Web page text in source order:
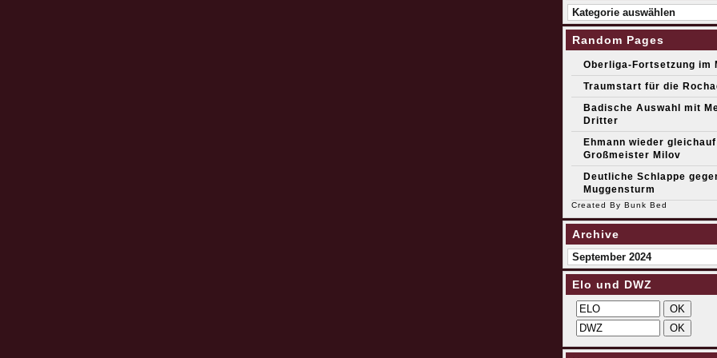
Kategorien
Random Pages
Oberliga-Fortsetzung im
Traumstart für die
Badische Auswahl mit
Dritter
Ehmann wieder
Großmeister Milov
Deutliche Schlappe
Muggensturm
Created By Bunk Bed
Archive
Archive
Elo und DWZ